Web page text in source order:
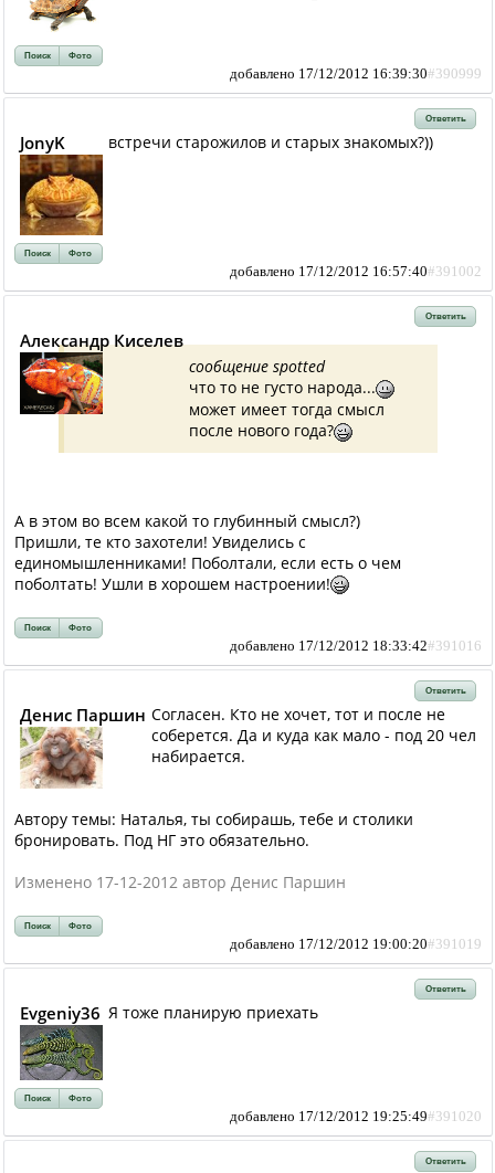
Поиск Фото
добавлено 17/12/2012 16:39:30#390999
Ответить
JonyK встречи старожилов и старых знакомых?))
Поиск Фото
добавлено 17/12/2012 16:57:40#391002
Ответить
Александр Киселев
сообщение spotted
что то не густо народа...
может имеет тогда смысл
после нового года?
А в этом во всем какой то глубинный смысл?)
Пришли, те кто захотели! Увиделись с
единомышленниками! Поболтали, если есть о чем
поболтать! Ушли в хорошем настроении!
Поиск Фото
добавлено 17/12/2012 18:33:42#391016
Ответить
Денис Паршин Согласен. Кто не хочет, тот и после не
соберется. Да и куда как мало - под 20 чел
набирается.
Автору темы: Наталья, ты собирашь, тебе и столики
бронировать. Под НГ это обязательно.
Изменено 17-12-2012 автор Денис Паршин
Поиск Фото
добавлено 17/12/2012 19:00:20#391019
Ответить
Evgeniy36 Я тоже планирую приехать
Поиск Фото
добавлено 17/12/2012 19:25:49#391020
Ответить